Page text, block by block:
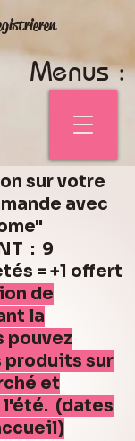
Menus :
sur votre
avec
: 9
= +1 offert
de
la
pouvez
produits sur
et
(dates